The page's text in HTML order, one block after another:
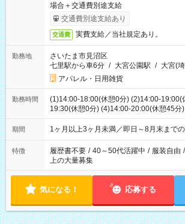
場合＋交通費別途支給
交通費別途支給あり
交通費 実費支給／当社規定あり。
勤務地
さいたま市見沼区
七里駅から車6分 / 大宮公園駅 / 大宮(
アパレル・日用雑貨
勤務時間
(1)14:00-18:00(休憩0分) (2)14:00-19:00(
19:30(休憩0分) (4)14:00-20:00(休憩45分
ます
期間 1ヶ月以上3ヶ月未満／即日～8月末まで
特徴 履歴書不要 / 40～50代活躍中 / 服装自由 /
上の大量募集
気になる！ 応募する